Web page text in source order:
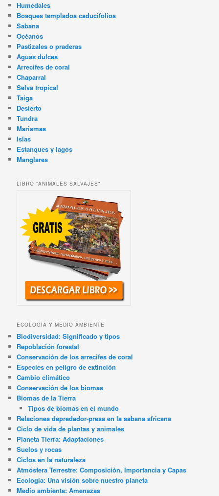
Humedales
Bosques templados caducifolios
Sabana
Océanos
Pastizales o praderas
Aguas dulces
Arrecifes de coral
Chaparral
Selva tropical
Taiga
Desierto
Tundra
Marismas
Islas
Estanques y lagos
Manglares
LIBRO “ANIMALES SALVAJES”
ECOLOGÍA Y MEDIO AMBIENTE
Biodiversidad: Significado y tipos
Repoblación forestal
Conservación de los arrecifes de coral
Especies en peligro de extinción
Cambio climático
Conservación de los biomas
Biomas de la Tierra
Tipos de biomas en el mundo
Relaciones depredador-presa en la sabana africana
Ciclo de vida de plantas y animales
Planeta Tierra: Adaptaciones
Suelos y rocas
Ciclos en la naturaleza
Atmósfera Terrestre: Composición, Importancia y Capas
Ecología: Una visión sobre nuestro planeta
Medio ambiente: Amenazas